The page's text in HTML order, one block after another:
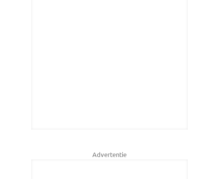
Advertentie